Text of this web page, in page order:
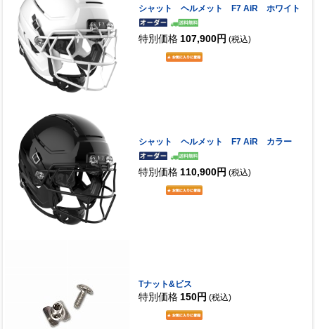
シャット ヘルメット F7 AiR ホワイト
特別価格 107,900円 (税込)
シャット ヘルメット F7 AiR カラー
特別価格 110,900円 (税込)
Tナット&ビス
特別価格 150円 (税込)